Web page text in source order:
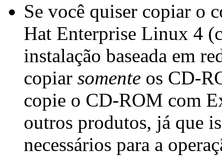
Se você quiser copiar o
Hat Enterprise Linux 4
instalação baseada em
copiar somente os CD-
copie o CD-ROM com
outros produtos, já que
necessários para a